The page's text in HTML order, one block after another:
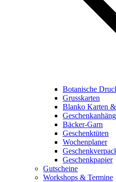
Botanische
Grusskarten
Blanko Karten
Bäcker-Garn
Geschenktüten
Wochenplaner
Geschenkpapier
Gutscheine
Workshops & Termine